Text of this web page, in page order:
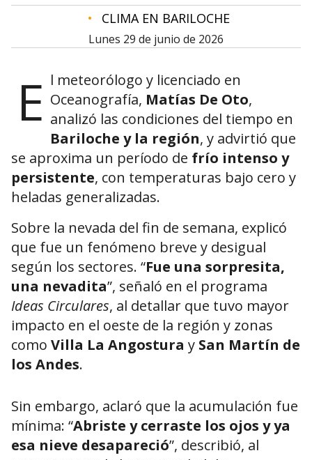
• CLIMA EN BARILOCHE
lunes 29 de junio de 2026
E l meteorólogo y licenciado en
Oceanografía, Matías De Oto,
analizó las condiciones del tiempo en
Bariloche y la región, y advirtió que
se aproxima un período de frío intenso y
persistente, con temperaturas bajo cero y
heladas generalizadas.
Sobre la nevada del fin de semana, explicó
que fue un fenómeno breve y desigual
según los sectores. “Fue una sorpresita,
una nevadita”, señaló en el programa
Ideas Circulares, al detallar que tuvo mayor
impacto en el oeste de la región y zonas
como Villa La Angostura y San Martín de
los Andes.
Sin embargo, aclaró que la acumulación fue
mínima: “Abriste y cerraste los ojos y ya
esa nieve desapareció”, describió, al